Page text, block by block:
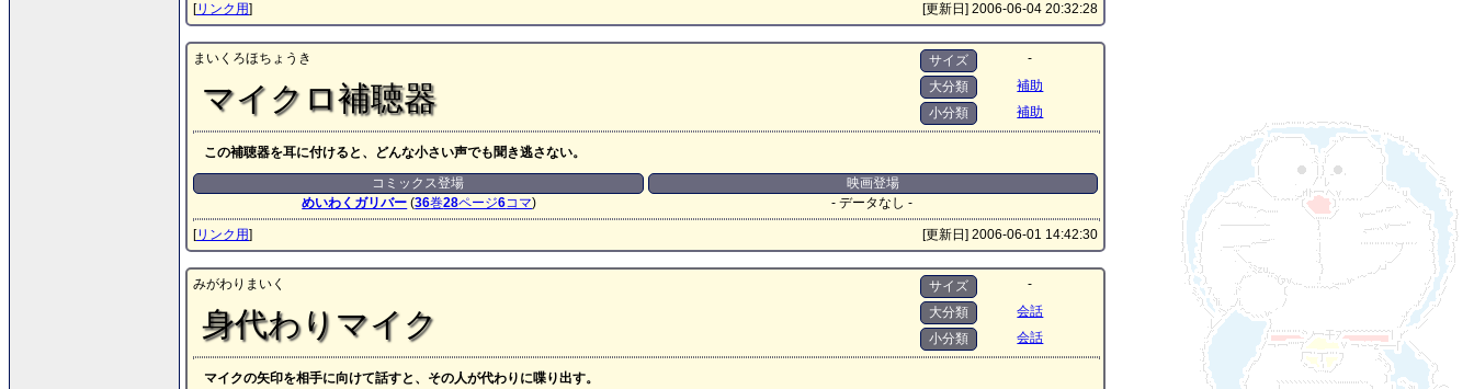
[リンク用] [更新日] 2006-06-04 20:32:28
まいくろほちょうき
マイクロ補聴器
サイズ
-
大分類
補助
小分類
補助
この補聴器を耳に付けると、どんな小さい声でも聞き逃さない。
コミックス登場
めいわくガリバー (36巻28ページ6コマ)
映画登場
- データなし -
[リンク用] [更新日] 2006-06-01 14:42:30
みがわりまいく
身代わりマイク
サイズ
-
大分類
会話
小分類
会話
マイクの矢印を相手に向けて話すと、その人が代わりに喋り出す。